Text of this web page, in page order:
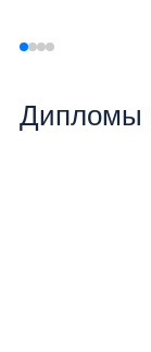
Дипломы